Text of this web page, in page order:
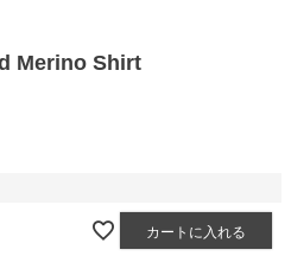
Merino Shirt
カートに入れる